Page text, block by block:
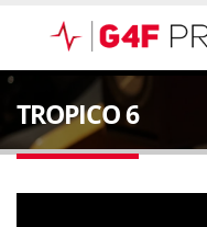
TROPICO 6